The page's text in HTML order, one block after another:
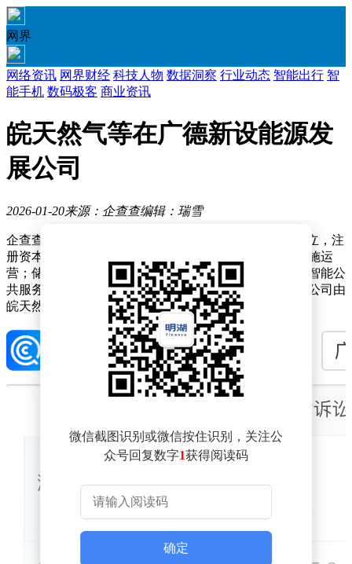
网界
网络资讯 网界财经 科技人物 数据洞察 行业动态 智能出行 智
能手机 数码极客 商业资讯
皖天然气等在广德新设能源发
展公司
2026-01-20来源：企查查编辑：瑞雪
企查查APP显示，近日，广德广天能源发展有限公司成立，注
册资本1200万元，经营范围包含：电动汽车充电基础设施运
营；储能技术服务；电力行业高效节能技术研发；人工智能公
共服务平台技术咨询服务等。企查查股权穿透显示，该公司由
皖天然气（603689）等共同持股。
微信截图识别或微信按住识别，关注公
众号回复数字1获得阅读码
确定